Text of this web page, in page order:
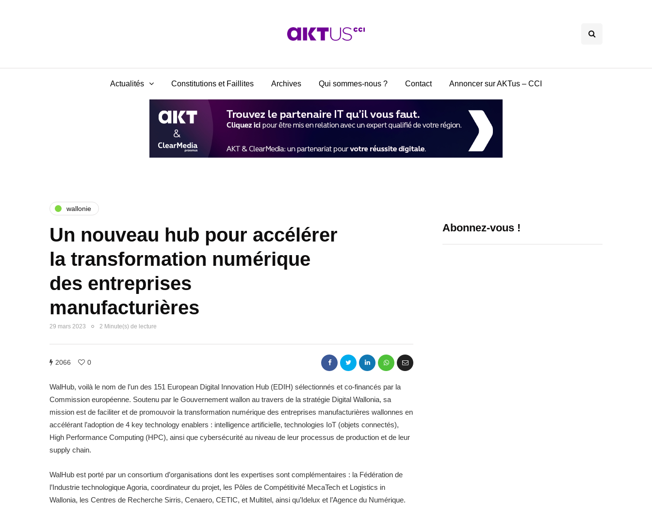
Actualités Constitutions et Faillites Archives Qui sommes-nous ? Contact Annoncer sur AKTus – CCI
wallonie
Un nouveau hub pour accélérer
la transformation numérique
des entreprises
manufacturières
29 mars 2023 2 Minute(s) de lecture
2066 0
WalHub, voilà le nom de l’un des 151 European Digital Innovation Hub (EDIH) sélectionnés et co-financés par la
Commission européenne. Soutenu par le Gouvernement wallon au travers de la stratégie Digital Wallonia, sa
mission est de faciliter et de promouvoir la transformation numérique des entreprises manufacturières wallonnes en
accélérant l’adoption de 4 key technology enablers : intelligence artificielle, technologies IoT (objets connectés),
High Performance Computing (HPC), ainsi que cybersécurité au niveau de leur processus de production et de leur
supply chain.
WalHub est porté par un consortium d’organisations dont les expertises sont complémentaires : la Fédération de
l’Industrie technologique Agoria, coordinateur du projet, les Pôles de Compétitivité MecaTech et Logistics in
Wallonia, les Centres de Recherche Sirris, Cenaero, CETIC, et Multitel, ainsi qu’Idelux et l’Agence du Numérique.
Abonnez-vous !